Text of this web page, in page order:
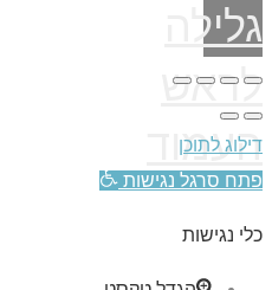
גלילה
לראש
העמוד
דילוג לתוכן
פתח סרגל נגישות
כלי נגישות